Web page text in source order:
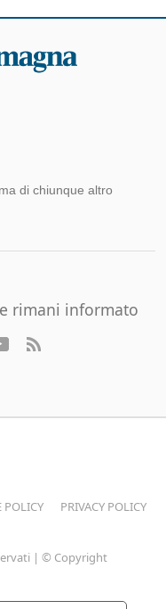
di chiunque altro
rimani informato
POLICY
PRIVACY POLICY
| © Copyright